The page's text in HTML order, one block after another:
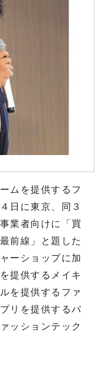
ムを提供するフ
日に東京、同３
業者向けに「買
前線」と題した
ーショップに加
提供するメイキ
を提供するファ
リを提供するバ
ッションテック